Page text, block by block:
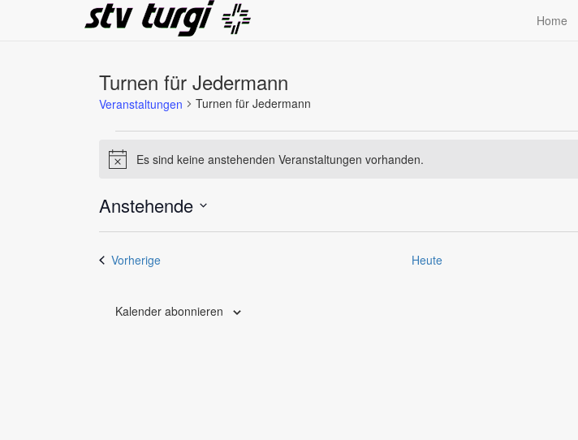
Home
Turnen für Jedermann
Veranstaltungen Turnen für Jedermann
Veranstaltungen
HinweisEs sind keine anstehenden Veranstaltungen vorhanden.
Anstehende
VorherigeVeranstaltungen Heute
Kalender abonnieren